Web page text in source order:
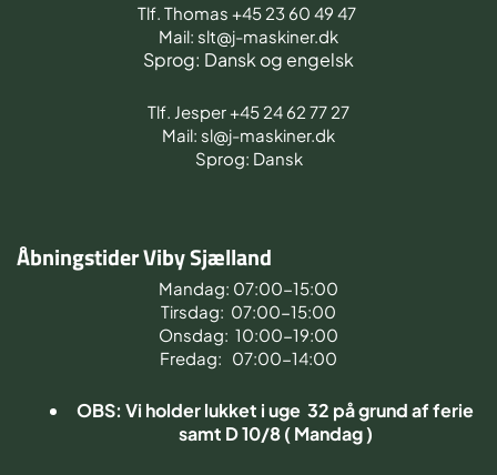
Tlf. Thomas +45 23 60 49 47
Mail: slt@j-maskiner.dk
Sprog: Dansk og engelsk
Tlf. Jesper +45 24 62 77 27
Mail: sl@j-maskiner.dk
Sprog: Dansk
Åbningstider Viby Sjælland
Mandag: 07:00-15:00
Tirsdag: 07:00-15:00
Onsdag: 10:00-19:00
Fredag: 07:00-14:00
OBS: Vi holder lukket i uge 32 på grund af ferie
samt D 10/8 ( Mandag )